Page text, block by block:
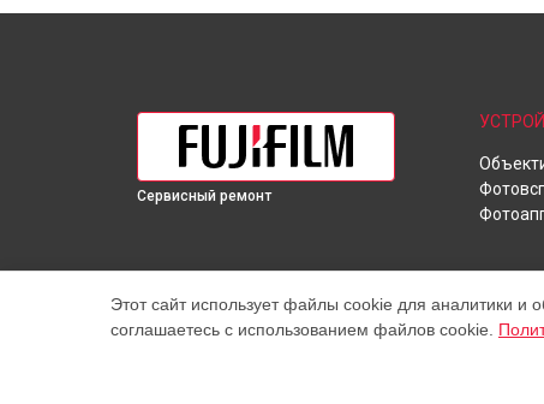
Сервисный ремонт
Этот сайт использует файлы cookie для аналитики и
соглашаетесь с использованием файлов cookie.